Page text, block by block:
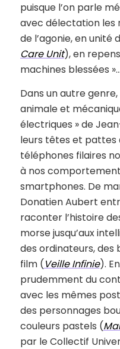
puisque l’on parle
avec délectation les
de l’agonie, en unité
Care Unit), en
machines blessées »…
Dans un autre
animale et
électriques » de
leurs têtes et pattes
téléphones filaires
à nos
smartphones. De
Donatien Aubert
raconter l’histoire
morse jusqu’aux
des ordinateurs, des
film (Veille Infinie).
prudemment du
avec les mêmes
des personnages
couleurs pastels (
par le Collectif